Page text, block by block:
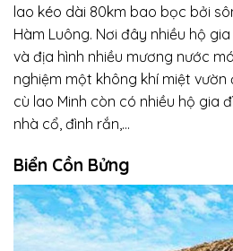
lao kéo dài 80km bao bọc bởi
Hàm Luông. Nơi đây nhiều hộ
và địa hình nhiều mương nước
nghiệm một không khí miệt
cù lao Minh còn có nhiều hộ gia
nhà cổ, đình rắn,…
Biển Cồn Bửng